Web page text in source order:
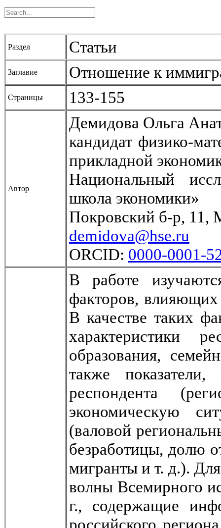
Раздел Статьи
Заглавие Отношение к
Страницы 133-155
Автор
Демидова Ольга
кандидат физико-
прикладной
Национальный
школа экономики»
Покровский б-р, 11,
demidova@hse.ru
ORCID: 0000-0001-
В работе
факторов,
В качестве таких
характеристики
образования,
также
респондента
экономическую
(валовой
безработицы, долю
мигранты и т. д.).
волны Всемирного
г., содержащие